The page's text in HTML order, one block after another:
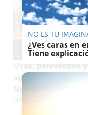
Uvas, polvorones
agosto: el pueblo
Nochevieja
NO ES TU
¿Ves caras en
Tiene